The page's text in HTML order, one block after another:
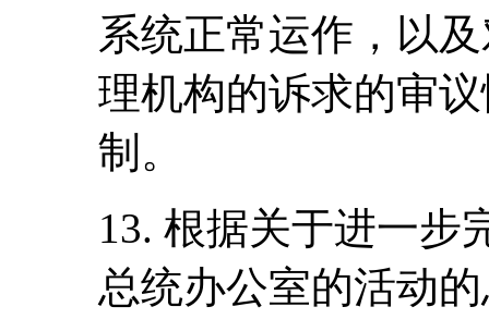
系统正常运作，以
理机构的诉求的审
制。
13. 根据关于进一步
总统办公室的活动